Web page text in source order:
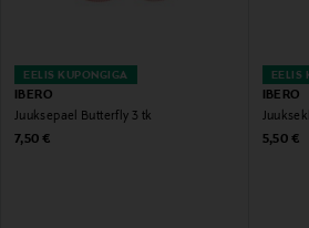
EELIS KUPONGIGA
IBERO
Juuksepael Butterfly 3 tk
Original Price
7,50 €
EELIS
IBERO
Original
5,50 €